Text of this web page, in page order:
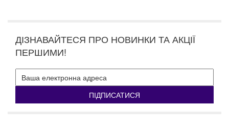
ДІЗНАВАЙТЕСЯ ПРО НОВИНКИ ТА АКЦІЇ
ПЕРШИМИ!
ПІДПИСАТИСЯ